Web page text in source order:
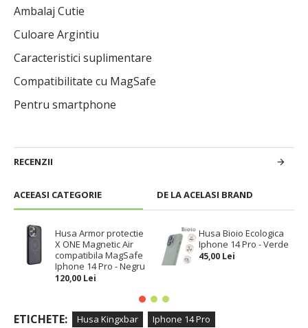
ACEEASI CATEGORIE DE LA ACELASI BRAND
Husa Armor protectie
X ONE Magnetic Air
compatibila MagSafe
Iphone 14 Pro - Negru
120,00 Lei
Husa Bioio Ecologica
Iphone 14 Pro - Verde
45,00 Lei
Ambalaj Cutie
Culoare Argintiu
Caracteristici suplimentare
Compatibilitate cu MagSafe
Pentru smartphone
RECENZII
ETICHETE: Husa Kingxbar
Iphone 14 Pro